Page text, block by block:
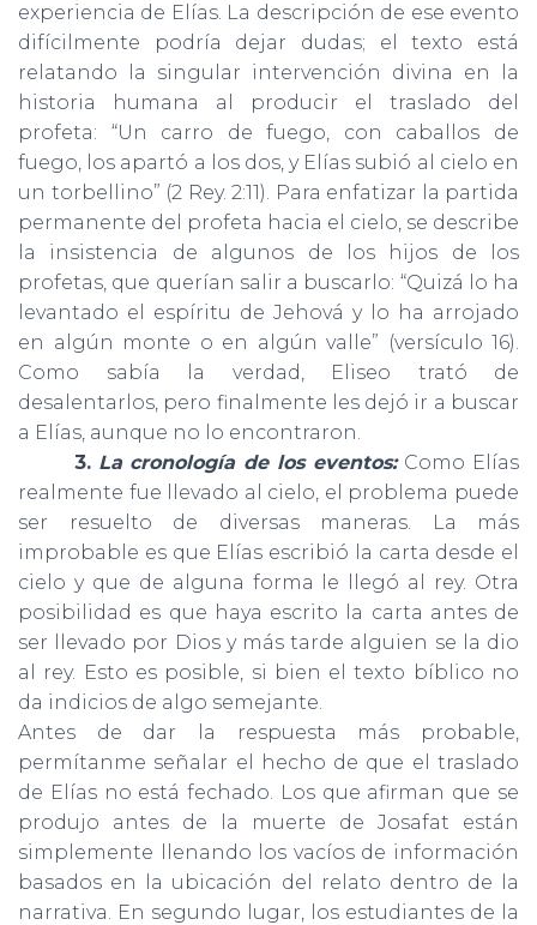
experiencia de Elías. La descripción de ese evento
difícilmente podría dejar dudas; el texto está
relatando la singular intervención divina en la
historia humana al producir el traslado del
profeta: “Un carro de fuego, con caballos de
fuego, los apartó a los dos, y Elías subió al cielo en
un torbellino” (2 Rey. 2:11). Para enfatizar la partida
permanente del profeta hacia el cielo, se describe
la insistencia de algunos de los hijos de los
profetas, que querían salir a buscarlo: “Quizá lo ha
levantado el espíritu de Jehová y lo ha arrojado
en algún monte o en algún valle” (versículo 16).
Como sabía la verdad, Eliseo trató de
desalentarlos, pero finalmente les dejó ir a buscar
a Elías, aunque no lo encontraron.
3. La cronología de los eventos: Como Elías
realmente fue llevado al cielo, el problema puede
ser resuelto de diversas maneras. La más
improbable es que Elías escribió la carta desde el
cielo y que de alguna forma le llegó al rey. Otra
posibilidad es que haya escrito la carta antes de
ser llevado por Dios y más tarde alguien se la dio
al rey. Esto es posible, si bien el texto bíblico no
da indicios de algo semejante.
Antes de dar la respuesta más probable,
permítanme señalar el hecho de que el traslado
de Elías no está fechado. Los que afirman que se
produjo antes de la muerte de Josafat están
simplemente llenando los vacíos de información
basados en la ubicación del relato dentro de la
narrativa. En segundo lugar, los estudiantes de la